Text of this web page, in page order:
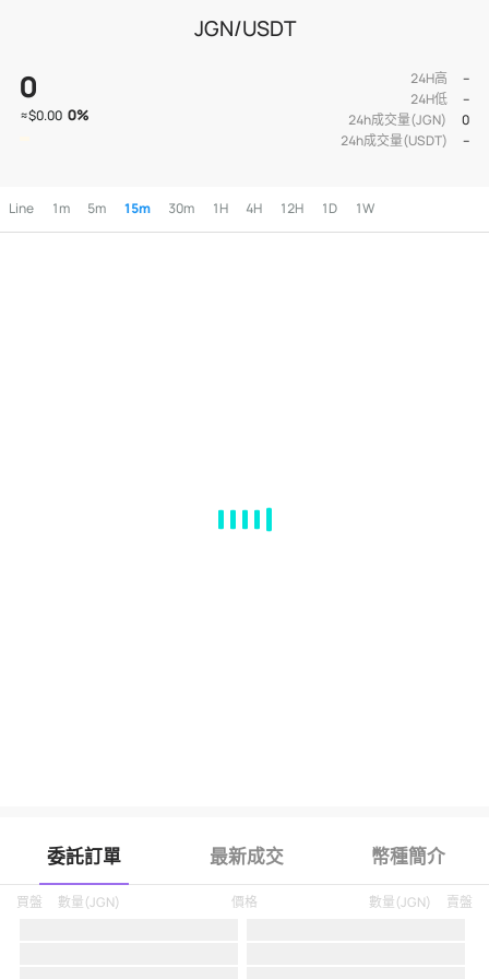
JGN/USDT
0
≈$0.00 0%
24H高
--
24H低
--
24h成交量(JGN)
0
24h成交量(USDT)
--
Line 1m 5m 15m 30m 1H 4H 12H 1D 1W
委託訂單 最新成交 幣種簡介
買盤 數量(JGN) 價格 賣盤
數量(JGN)